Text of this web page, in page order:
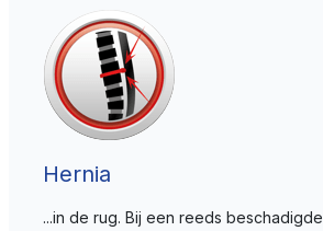
Hernia
...in de rug. Bij een reeds beschadigde